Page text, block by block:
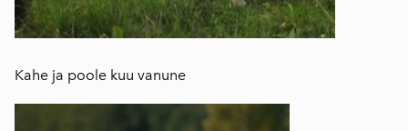
Kahe ja poole kuu vanune